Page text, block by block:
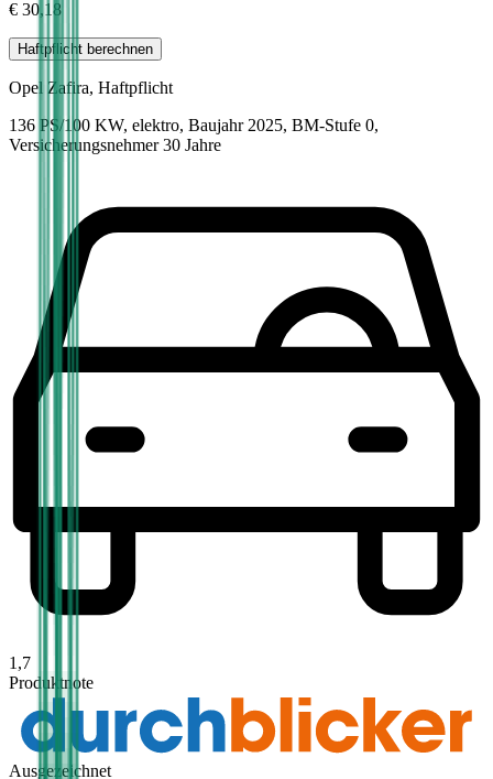
€ 30,18
Haftpflicht berechnen
Opel Zafira, Haftpflicht
136 PS/100 KW, elektro, Baujahr 2025, BM-Stufe 0,
Versicherungsnehmer 30 Jahre
1,7
Produktnote
Ausgezeichnet